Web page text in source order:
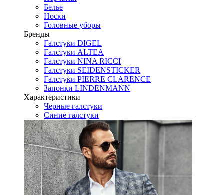
Белье
Носки
Головные уборы
Бренды
Галстуки DIGEL
Галстуки ALTEA
Галстуки NINA RICCI
Галстуки SEIDENSTICKER
Галстуки PIERRE CLARENCE
Запонки LINDENMANN
Характеристики
Черные галстуки
Синие галстуки